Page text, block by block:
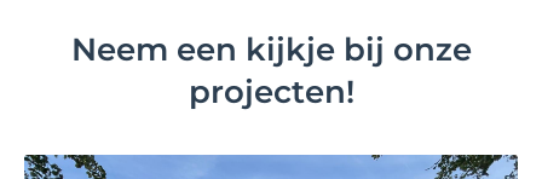
Neem een kijkje bij onze
projecten!